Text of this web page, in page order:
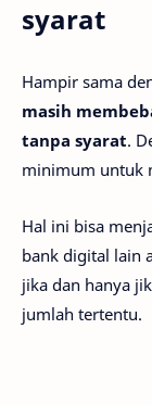
syarat
Hampir sama
masih
tanpa syarat.
minimum untuk
Hal ini bisa
bank digital lain
jika dan hanya
jumlah tertentu.